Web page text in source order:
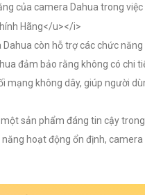
của camera Dahua trong việc
còn hỗ trợ các chức
đảm bảo rằng không có chi
mạng không dây, giúp người
sản phẩm đáng tin cậy
hoạt động ổn định,